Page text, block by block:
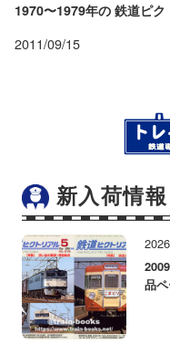
1970〜1979年の 鉄道ピ
2011/09/15
新入荷情報
品